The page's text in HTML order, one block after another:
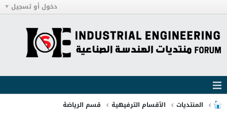
دخول أو تسجيل
المنتديات الأقسام الترفيهية قسم الرياضة